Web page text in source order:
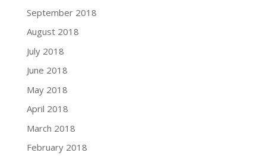
September 2018
August 2018
July 2018
June 2018
May 2018
April 2018
March 2018
February 2018